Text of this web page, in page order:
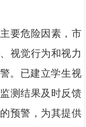
要危险因素，市
视觉行为和视力
。已建立学生视
测结果及时反馈
预警，为其提供